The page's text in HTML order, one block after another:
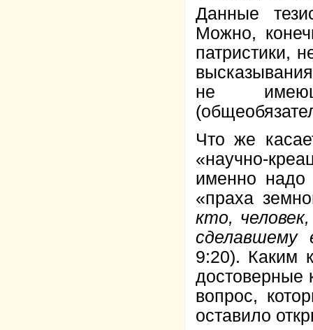
Данные
Можно,
патристики,
не
Что же
«научно-
именно надо
«праха
кто,
сделавшему
9:20). Каким
достоверные
вопрос,
оставило